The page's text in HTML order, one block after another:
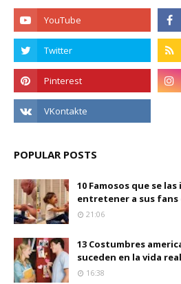
POPULAR POSTS
10 Famosos que se
entretener a sus
21:06
13 Costumbres
suceden en la vida real
16:38